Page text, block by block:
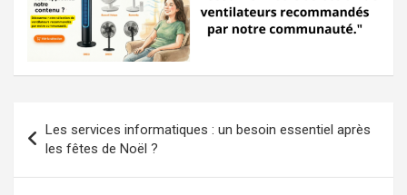
de
l’article
Les services informatiques : un besoin essentiel après
les fêtes de Noël ?